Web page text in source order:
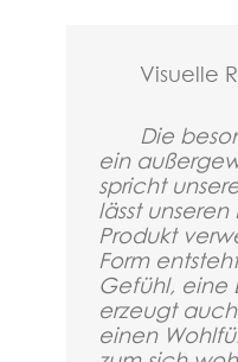
Visuelle
Die
ein
spricht
lässt
Produkt
Form
Gefühl, eine
erzeugt
einen